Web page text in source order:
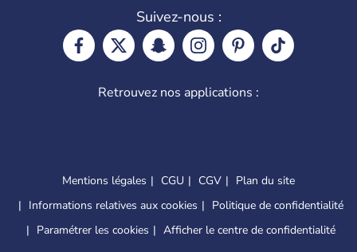
Suivez-nous :
Retrouvez nos applications :
Mentions légales CGU CGV
Plan du site
Informations relatives aux cookies
Politique de confidentialité
Paramétrer les cookies
Afficher le centre de confidentialité